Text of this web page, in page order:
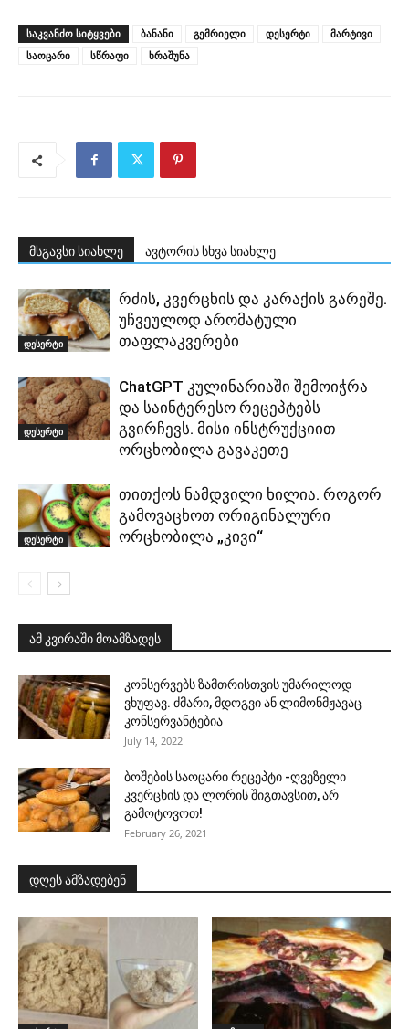
ᲡᲐᲙᲕᲐᲜᲫᲝ ᲡᲘᲢᲧᲕᲔᲑᲘ ბანანი გემრიელი დესერტი
მარტივი
საოცარი
სწრაფი ხრაშუნა
მსგავსი სიახლე ავტორის სხვა სიახლე
დესერტი
რძის, კვერცხის და კარაქის გარეშე.
უჩვეულოდ არომატული
თაფლაკვერები
დესერტი
ChatGPT კულინარიაში შემოიჭრა
და საინტერესო რეცეპტებს
გვირჩევს. მისი ინსტრუქციით
ორცხობილა გავაკეთე
დესერტი
თითქოს ნამდვილი ხილია. როგორ
გამოვაცხოთ ორიგინალური
ორცხობილა „კივი“
ამ კვირაში მოამზადეს
კონსერვებს ზამთრისთვის უმარილოდ
ვხუფავ. ძმარი, მდოგვი ან ლიმონმჟავაც
კონსერვანტებია
July 14, 2022
ბოშების საოცარი რეცეპტი -ღვეზელი
კვერცხის და ლორის შიგთავსით, არ
გამოტოვოთ!
February 26, 2021
დღეს ამზადებენ